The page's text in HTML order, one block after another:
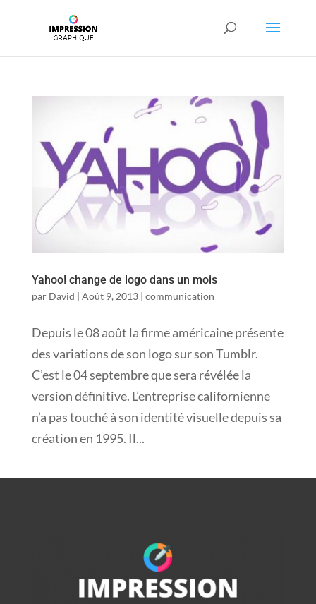
Yahoo! change de logo dans un mois
par David | Août 9, 2013| communication
Depuis le 08 août la firme américaine présente
des variations de son logo sur son Tumblr.
C’est le 04 septembre que sera révélée la
version définitive. L’entreprise californienne
n’a pas touché à son identité visuelle depuis sa
création en 1995. Il...